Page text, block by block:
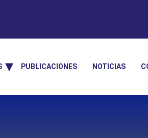
PUBLICACIONES NOTICIAS